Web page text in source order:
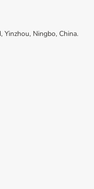
Yinzhou, Ningbo, China.